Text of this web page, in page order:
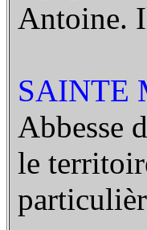
Antoine.
SAINTE
Abbesse
le